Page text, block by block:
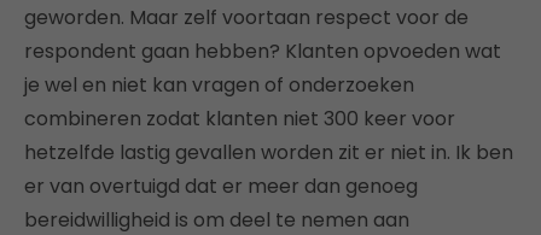
geworden. Maar zelf voortaan respect voor de
respondent gaan hebben? Klanten opvoeden wat
je wel en niet kan vragen of onderzoeken
combineren zodat klanten niet 300 keer voor
hetzelfde lastig gevallen worden zit er niet in. Ik ben
er van overtuigd dat er meer dan genoeg
bereidwilligheid is om deel te nemen aan